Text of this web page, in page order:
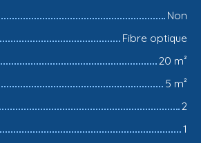
Non
Fibre optique
20 m²
5 m²
2
1